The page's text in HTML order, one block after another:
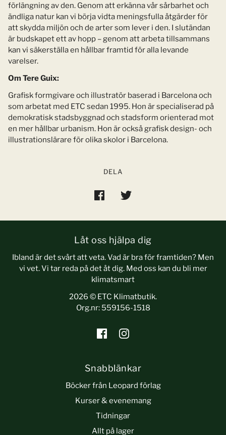
förlängning av den. Genom att erkänna vår sårbarhet och
ändliga natur kan vi börja vidta meningsfulla åtgärder för
att skydda miljön och de arter som lever i den. I slutändan
är budskapet ett av hopp – genom att arbeta tillsammans
kan vi säkerställa en hållbar framtid för alla levande
varelser.
Om Tere Guix:
Grafisk formgivare och illustratör baserad i Barcelona och
som arbetat med ETC sedan 1995. Hon är specialiserad på
demokratisk stadsbyggnad och stadsform orienterad mot
en mer hållbar urbanism. Hon är också grafisk design- och
illustrationslärare för olika skolor i Barcelona.
DELA
Låt oss hjälpa dig
Ibland är det svårt att veta. Vad är bra för framtiden? Men
vi vet. Vi tar reda på det åt dig. Med oss kan du bli mer
klimatsmart
2026 © ETC Klimatbutik.
Org.nr: 559156-1518
Snabblänkar
Böcker från Leopard förlag
Kurser & evenemang
Tidningar
Allt på lager